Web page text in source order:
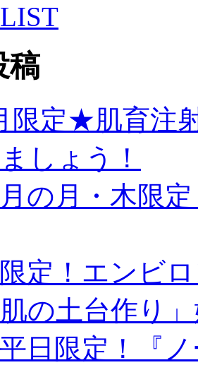
稿
限定★肌育注
しょう！
の月・木限
定！エンビ
の土台作り
日限定！『